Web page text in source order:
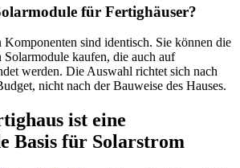
für Fertighäuser?
sind identisch. Sie können die
kaufen, die auch auf
werden. Die Auswahl richtet sich nach
nicht nach der Bauweise des Hauses.
ist eine
Basis für Solarstrom